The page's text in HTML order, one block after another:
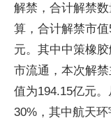
解禁，合计解禁
算，合计解禁市
元。其中中策橡
市流通，本次解
值为194.15亿元
30%，其中航天